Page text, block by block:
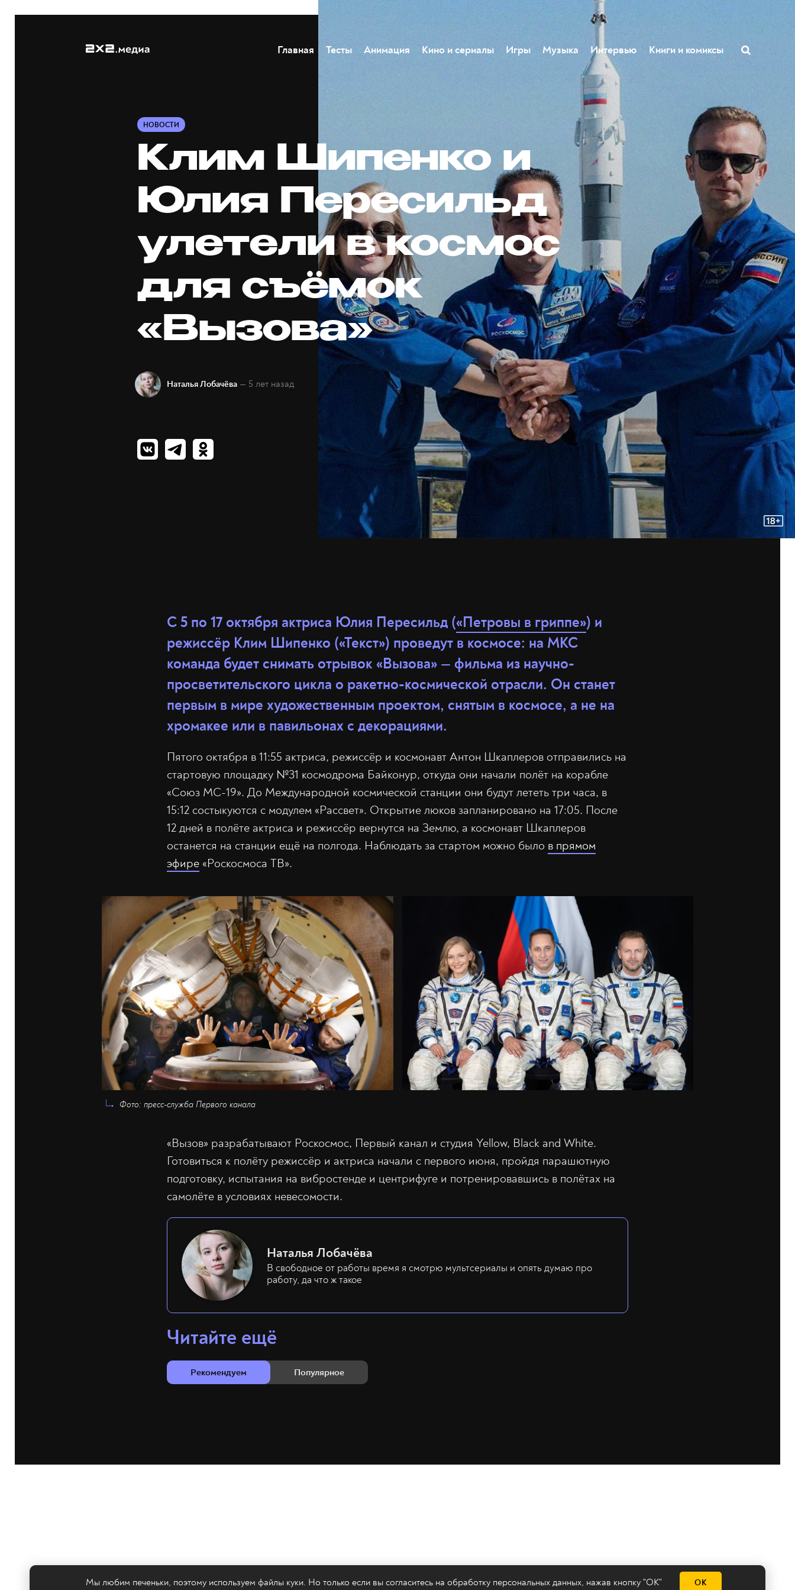
Главная Тесты Анимация Кино и сериалы Игры Музыка Интервью Книги и комиксы
НОВОСТИ
Клим Шипенко и
Юлия Пересильд
улетели в космос
для съёмок
«Вызова»
Наталья Лобачёва — 5 лет назад
С 5 по 17 октября актриса Юлия Пересильд («Петровы в гриппе») и
режиссёр Клим Шипенко («Текст») проведут в космосе: на МКС
команда будет снимать отрывок «Вызова» — фильма из научно-
просветительского цикла о ракетно-космической отрасли. Он станет
первым в мире художественным проектом, снятым в космосе, а не на
хромакее или в павильонах с декорациями.
Пятого октября в 11:55 актриса, режиссёр и космонавт Антон Шкаплеров отправились на
стартовую площадку №31 космодрома Байконур, откуда они начали полёт на корабле
«Союз МС-19». До Международной космической станции они будут лететь три часа, в
15:12 состыкуются с модулем «Рассвет». Открытие люков запланировано на 17:05. После
12 дней в полёте актриса и режиссёр вернутся на Землю, а космонавт Шкаплеров
останется на станции ещё на полгода. Наблюдать за стартом можно было в прямом
эфире «Роскосмоса ТВ».
Фото: пресс-служба Первого канала
«Вызов» разрабатывают Роскосмос, Первый канал и студия Yellow, Black and White.
Готовиться к полёту режиссёр и актриса начали с первого июня, пройдя парашютную
подготовку, испытания на вибростенде и центрифуге и потренировавшись в полётах на
самолёте в условиях невесомости.
Наталья Лобачёва
В свободное от работы время я смотрю мультсериалы и опять думаю про
работу, да что ж такое
Читайте ещё
Рекомендуем Популярное
Мы любим печеньки, поэтому используем файлы куки. Но только если вы согласитесь на обработку персональных данных, нажав кнопку "ОК" ОК